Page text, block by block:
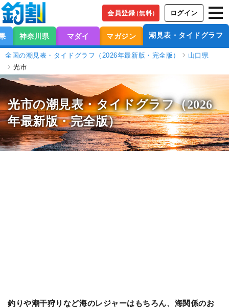
会員登録（無料） ログイン
神奈川県 マダイ マガジン 潮見表・タイドグラフ
全国の潮見表・タイドグラフ（2026年最新版・完全版）
山口県
光市
光市の潮見表・タイドグラフ（2026
年最新版・完全版）
釣りや潮干狩りなど海のレジャーはもちろん、海関係のお